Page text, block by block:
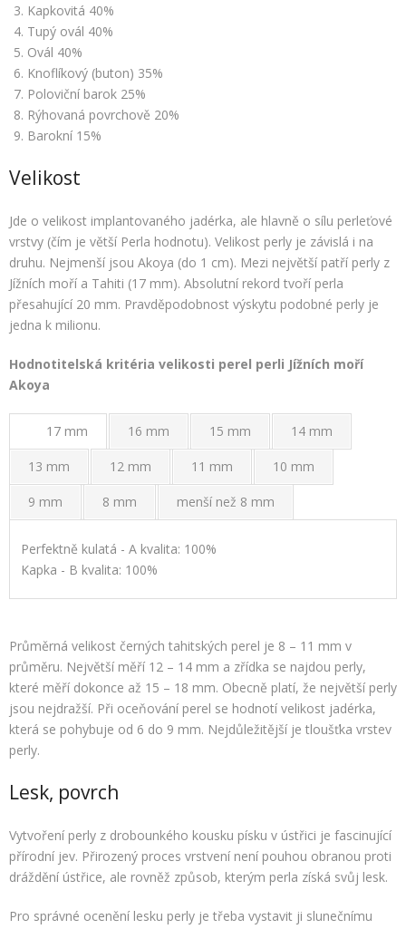
Kapkovitá 40%
Tupý ovál 40%
Ovál 40%
Knoflíkový (buton) 35%
Poloviční barok 25%
Rýhovaná povrchově 20%
Barokní 15%
Velikost
Jde o velikost implantovaného jadérka, ale hlavně o sílu perleťové
vrstvy (čím je větší Perla hodnotu). Velikost perly je závislá i na
druhu. Nejmenší jsou Akoya (do 1 cm). Mezi největší patří perly z
Jížních moří a Tahiti (17 mm). Absolutní rekord tvoří perla
přesahující 20 mm. Pravděpodobnost výskytu podobné perly je
jedna k milionu.
Hodnotitelská kritéria velikosti perel perli Jížních moří
Akoya
17 mm 16 mm 15 mm 14 mm
13 mm 12 mm 11 mm 10 mm
9 mm 8 mm menší než 8 mm
Perfektně kulatá - A kvalita: 100%
Kapka - B kvalita: 100%
Průměrná velikost černých tahitských perel je 8 – 11 mm v
průměru. Největší měří 12 – 14 mm a zřídka se najdou perly,
které měří dokonce až 15 – 18 mm. Obecně platí, že největší perly
jsou nejdražší. Při oceňování perel se hodnotí velikost jadérka,
která se pohybuje od 6 do 9 mm. Nejdůležitější je tloušťka vrstev
perly.
Lesk, povrch
Vytvoření perly z drobounkého kousku písku v ústřici je fascinující
přírodní jev. Přirozený proces vrstvení není pouhou obranou proti
dráždění ústřice, ale rovněž způsob, kterým perla získá svůj lesk.
Pro správné ocenění lesku perly je třeba vystavit ji slunečnímu